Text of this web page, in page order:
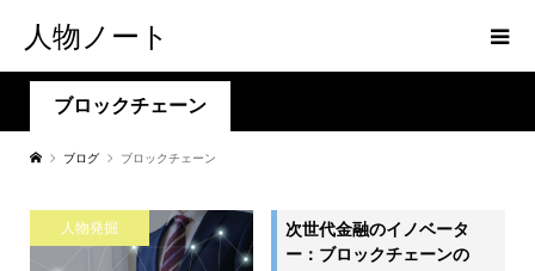
人物ノート
ブロックチェーン
ブログ ブロックチェーン
人物発掘
次世代金融のイノベータ
ー：ブロックチェーンの